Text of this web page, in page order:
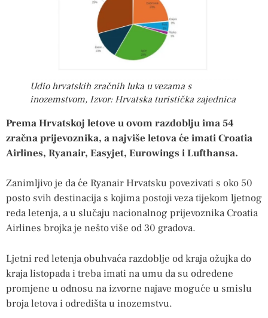
Udio hrvatskih zračnih luka u vezama s
inozemstvom, Izvor: Hrvatska turistička zajednica
Prema Hrvatskoj letove u ovom razdoblju ima 54
zračna prijevoznika, a najviše letova će imati Croatia
Airlines, Ryanair, Easyjet, Eurowings i Lufthansa.
Zanimljivo je da će Ryanair Hrvatsku povezivati s oko 50
posto svih destinacija s kojima postoji veza tijekom ljetnog
reda letenja, a u slučaju nacionalnog prijevoznika Croatia
Airlines brojka je nešto više od 30 gradova.
Ljetni red letenja obuhvaća razdoblje od kraja ožujka do
kraja listopada i treba imati na umu da su određene
promjene u odnosu na izvorne najave moguće u smislu
broja letova i odredišta u inozemstvu.